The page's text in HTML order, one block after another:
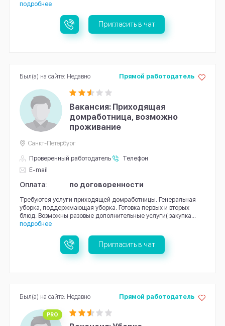
подробнее
Пригласить в чат
Вакансия: Приходящая
домработница, возможно
проживание
Проверенный работодатель
Телефон
E-mail
Прямой работодатель
Санкт-Петербург
Оплата: по договоренности
Требуются услуги приходящей домработницы. Генеральная
уборка, поддержмающая уборка. Готовка первых и вторых
блюд. Возможны разовые дополнительные услуги( закупка...
подробнее
Был(а) на сайте: Недавно
Пригласить в чат
PRO
Прямой работодатель
Был(а) на сайте: Недавно